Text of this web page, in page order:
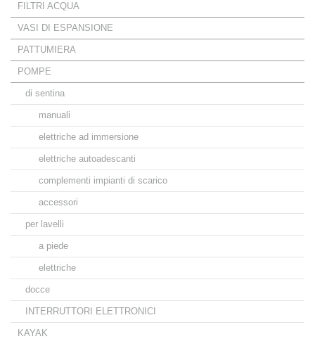
FILTRI ACQUA
VASI DI ESPANSIONE
PATTUMIERA
POMPE
di sentina
manuali
elettriche ad immersione
elettriche autoadescanti
complementi impianti di scarico
accessori
per lavelli
a piede
elettriche
docce
INTERRUTTORI ELETTRONICI
KAYAK